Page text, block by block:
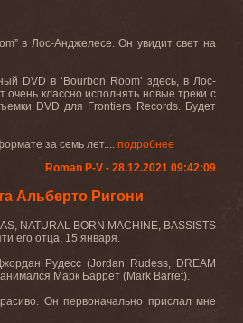
в Лос-Анджелесе. Он увидит свет на
DVD в ‘Bourbon Room’ здесь, в Лос-
классно исполнять новые треки с
DVDдля Frontiers Records. Будет
за семь лет.... подробнее
Roman P-V - 28.12.2021 09:42:09
Альберто Ригони
AS, NATURAL BORN MACHINE, BASSISTS
его отца, 15 января.
Рудесс (Jordan Rudess, DREAM
Марк Баррет (Mark Barret).
Он первоначально прислал мне